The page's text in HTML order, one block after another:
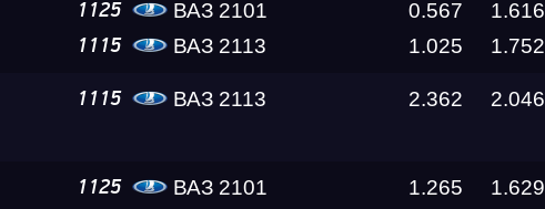
RDRC Юг 6 этап
1125 ВАЗ 2101 0.567 1.616
1115 ВАЗ 2113 1.025 1.752
1115 ВАЗ 2113 2.362 2.046
1125 ВАЗ 2101 1.265 1.629